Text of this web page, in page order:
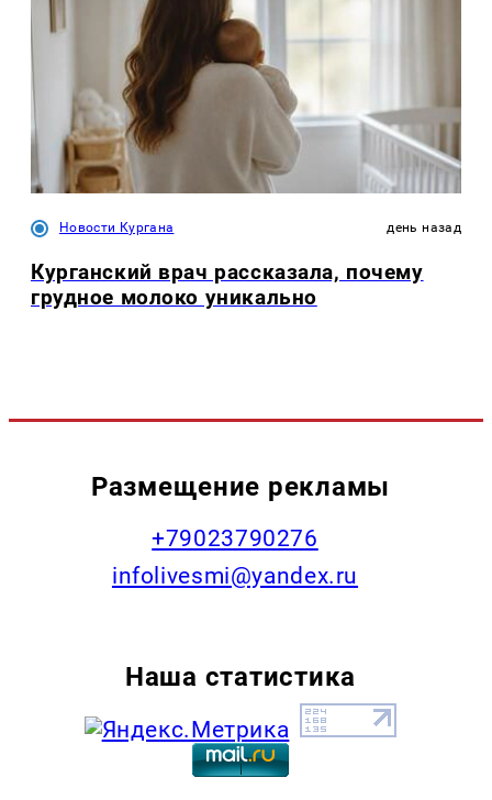
Новости Кургана день назад
Курганский врач рассказала, почему
грудное молоко уникально
Размещение рекламы
+79023790276
infolivesmi@yandex.ru
Наша статистика